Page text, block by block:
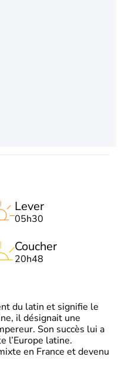
Lever
05h30
Coucher
20h48
du latin et signifie le
il désignait une
Son succès lui a
l’Europe latine.
en France et devenu